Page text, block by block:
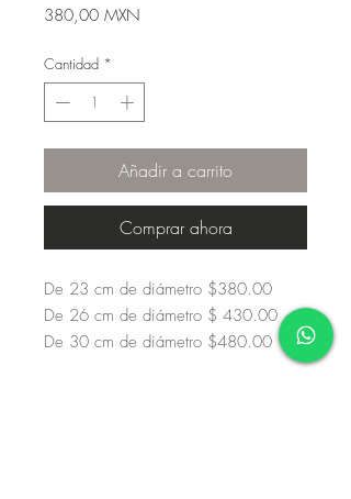
380,00 MXN
Cantidad *
Añadir a carrito
Comprar ahora
De 23 cm de diámetro $380.00
De 26 cm de diámetro $ 430.00
De 30 cm de diámetro $480.00